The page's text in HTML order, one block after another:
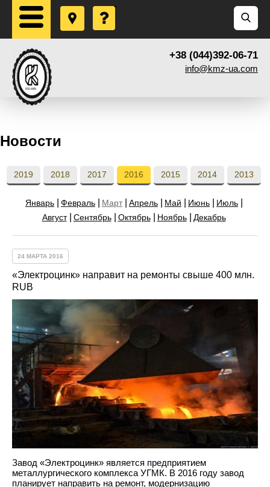
+38 (044)392-06-71
info@kmz-ua.com
Новости
2019 2018 2017 2016 2015 2014 2013
Январь Февраль Март Апрель Май Июнь
Июль
Август
Сентябрь Октябрь Ноябрь Декабрь
24 МАРТА 2016
«Электроцинк» направит на ремонты свыше 400 млн.
RUB
Завод «Электроцинк» является предприятием
металлургического комплекса УГМК. В 2016 году завод
планирует направить на ремонт, модернизацию